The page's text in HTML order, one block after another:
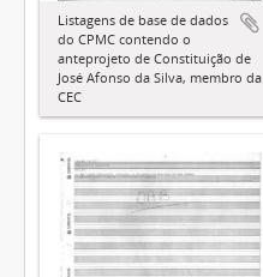
Listagens de base de dados
do CPMC contendo o
anteprojeto de Constituição de
José Afonso da Silva, membro da
CEC